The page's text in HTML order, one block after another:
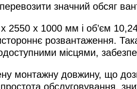
значний обсяг
2550 х 1000 мм і об’єм
розвантаження.
місцями,
монтажну довжину, що
обслуговування,